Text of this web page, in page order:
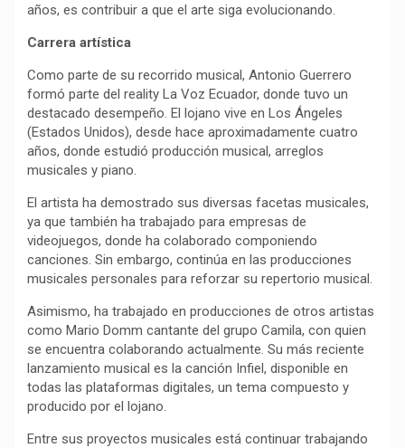
años, es contribuir a que el arte siga evolucionando.
Carrera artística
Como parte de su recorrido musical, Antonio Guerrero
formó parte del reality La Voz Ecuador, donde tuvo un
destacado desempeño. El lojano vive en Los Ángeles
(Estados Unidos), desde hace aproximadamente cuatro
años, donde estudió producción musical, arreglos
musicales y piano.
El artista ha demostrado sus diversas facetas musicales,
ya que también ha trabajado para empresas de
videojuegos, donde ha colaborado componiendo
canciones. Sin embargo, continúa en las producciones
musicales personales para reforzar su repertorio musical.
Asimismo, ha trabajado en producciones de otros artistas
como Mario Domm cantante del grupo Camila, con quien
se encuentra colaborando actualmente. Su más reciente
lanzamiento musical es la canción Infiel, disponible en
todas las plataformas digitales, un tema compuesto y
producido por el lojano.
Entre sus proyectos musicales está continuar trabajando